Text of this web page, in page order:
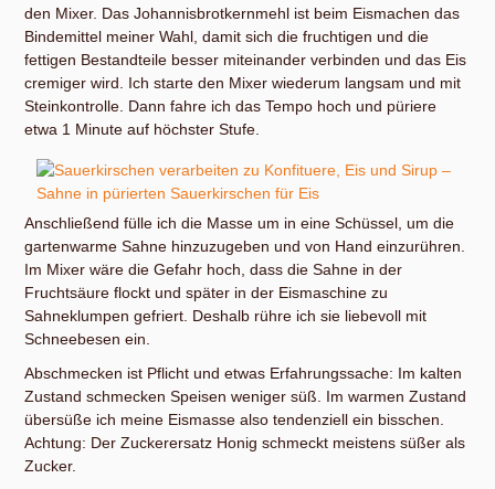
den Mixer. Das Johannisbrotkernmehl ist beim Eismachen das
Bindemittel meiner Wahl, damit sich die fruchtigen und die
fettigen Bestandteile besser miteinander verbinden und das Eis
cremiger wird. Ich starte den Mixer wiederum langsam und mit
Steinkontrolle. Dann fahre ich das Tempo hoch und püriere
etwa 1 Minute auf höchster Stufe.
Anschließend fülle ich die Masse um in eine Schüssel, um die
gartenwarme Sahne hinzuzugeben und von Hand einzurühren.
Im Mixer wäre die Gefahr hoch, dass die Sahne in der
Fruchtsäure flockt und später in der Eismaschine zu
Sahneklumpen gefriert. Deshalb rühre ich sie liebevoll mit
Schneebesen ein.
Abschmecken ist Pflicht und etwas Erfahrungssache: Im kalten
Zustand schmecken Speisen weniger süß. Im warmen Zustand
übersüße ich meine Eismasse also tendenziell ein bisschen.
Achtung: Der Zuckerersatz Honig schmeckt meistens süßer als
Zucker.